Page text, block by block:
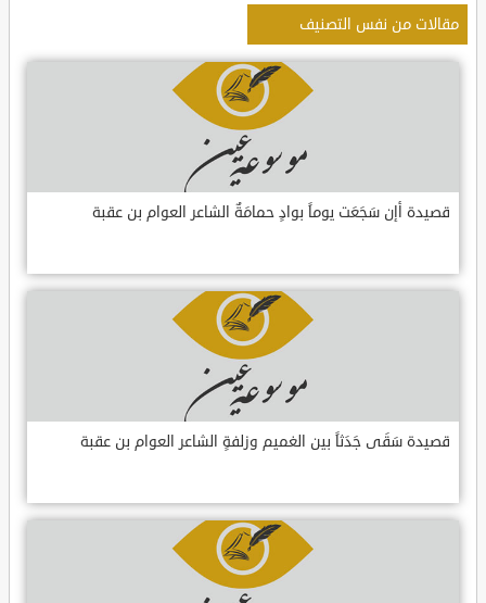
مقالات من نفس التصنيف
قصيدة أإن سَجَعَت يوماً بوادٍ حمامَةٌ الشاعر العوام بن عقبة
قصيدة سَقَى جَدَثاً بين الغميم وزلفةٍ الشاعر العوام بن عقبة